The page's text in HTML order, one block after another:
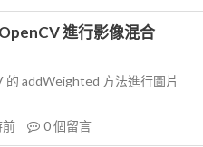
進行影像混合
addWeighted 方法進行圖片
前 0個留言